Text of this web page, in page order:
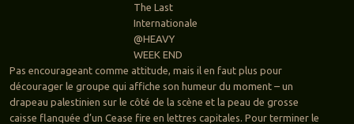
The Last
Internationale
@HEAVY
WEEK END
Pas encourageant comme attitude, mais il en faut plus pour
décourager le groupe qui affiche son humeur du moment – un
drapeau palestinien sur le côté de la scène et la peau de grosse
caisse flanquée d’un Cease fire en lettres capitales. Pour terminer le